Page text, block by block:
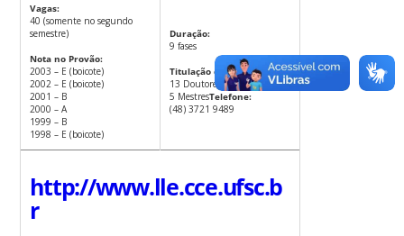
Vagas:
40 (somente no segundo
semestre)
Nota no Provão:
2003 – E (boicote)
2002 – E (boicote)
2001 – B
2000 – A
1999 – B
1998 – E (boicote)
Duração:
9 fases
Titulação dos professores:
13 Doutores
5 MestresTelefone:
(48) 3721 9489
http://www.lle.cce.ufsc.b
r